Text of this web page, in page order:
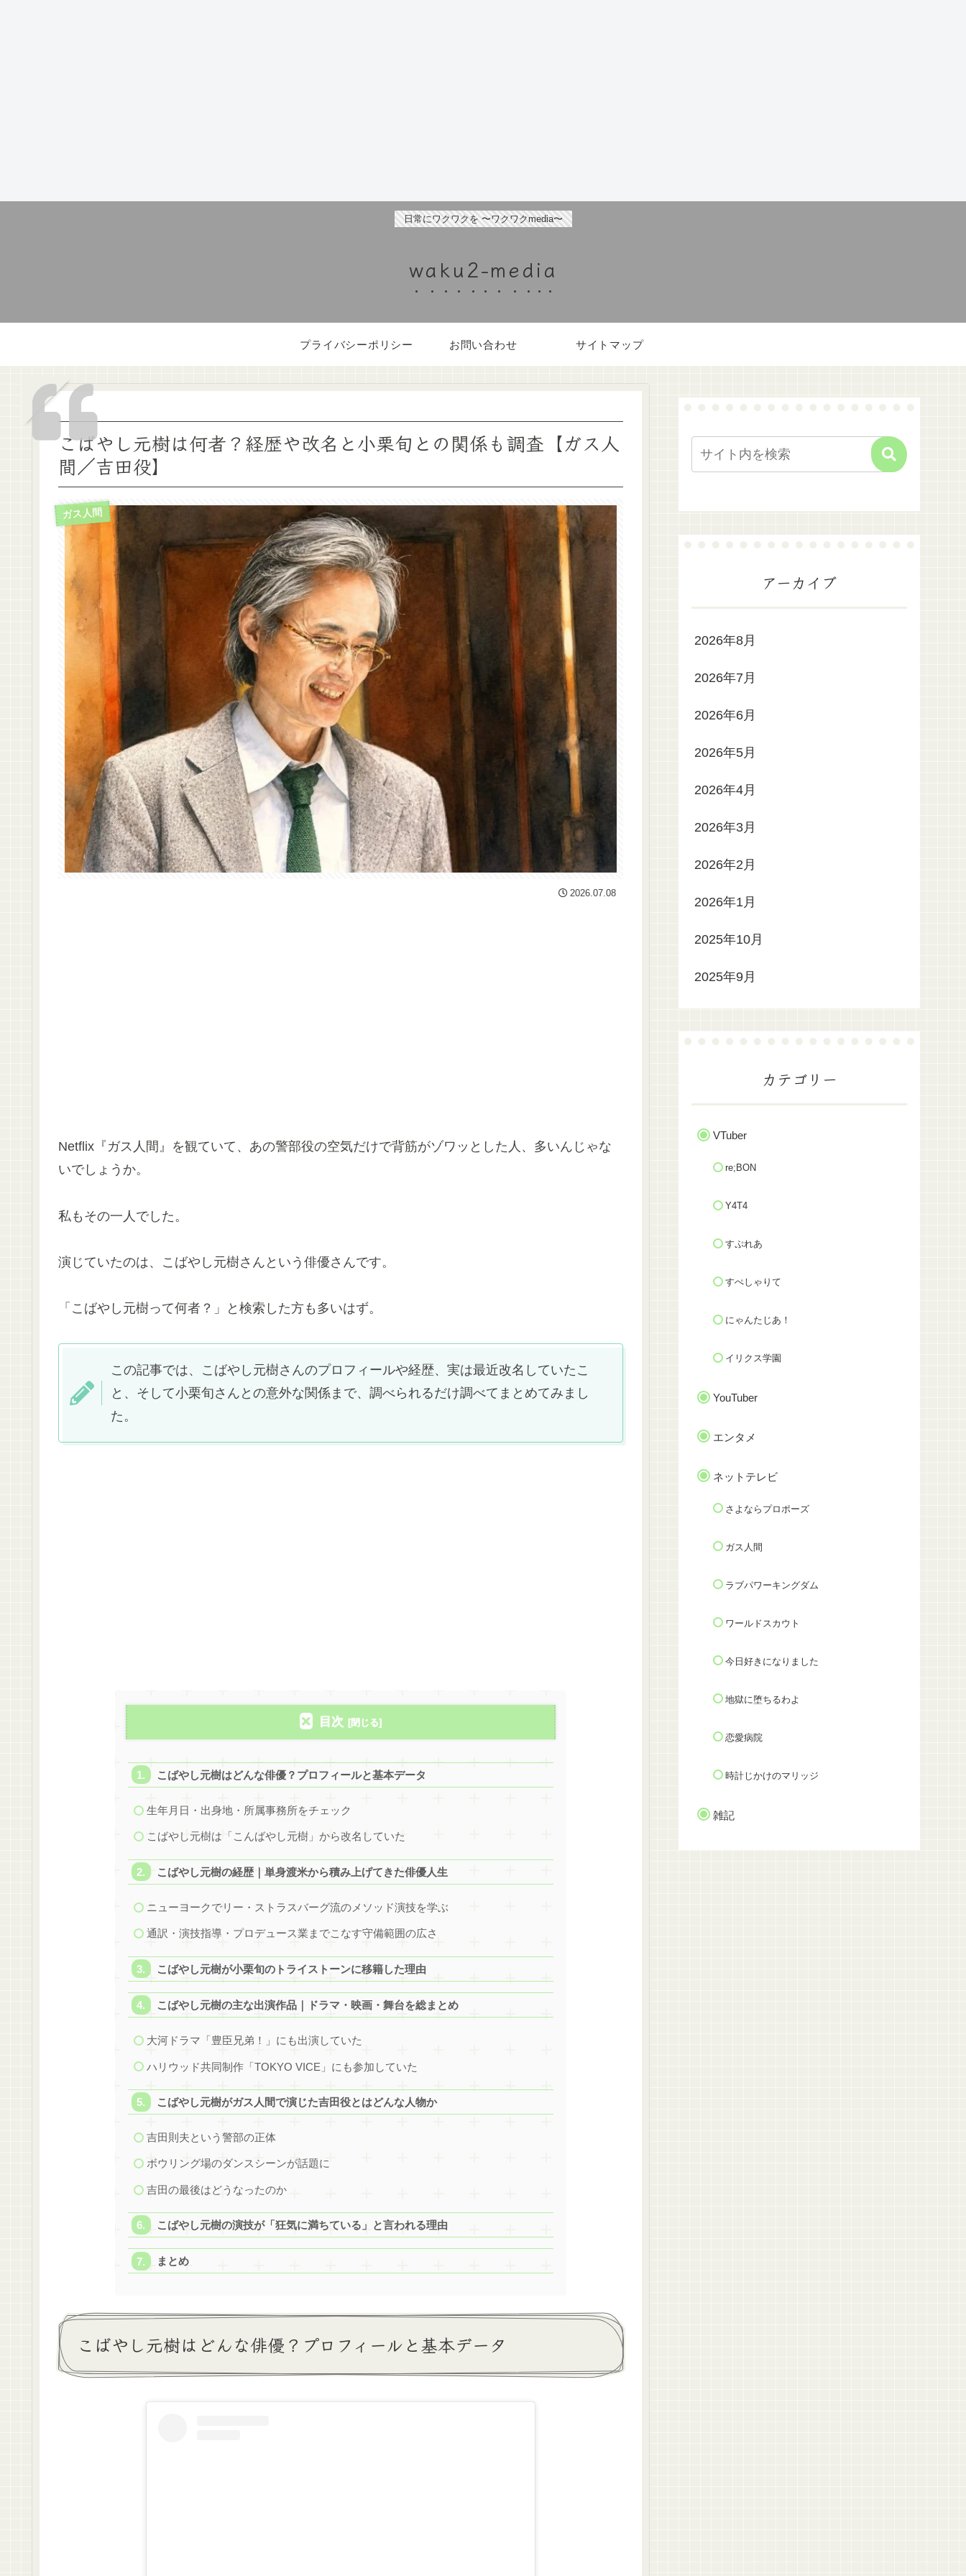
日常にワクワクを 〜ワクワクmedia〜
waku2-media
プライバシーポリシー お問い合わせ サイトマップ
こばやし元樹は何者？経歴や改名と小栗旬との関係も調査【ガス人
間／吉田役】
ガス人間
2026.07.08
Netflix『ガス人間』を観ていて、あの警部役の空気だけで背筋がゾワッとした人、多いんじゃな
いでしょうか。
私もその一人でした。
演じていたのは、こばやし元樹さんという俳優さんです。
「こばやし元樹って何者？」と検索した方も多いはず。
この記事では、こばやし元樹さんのプロフィールや経歴、実は最近改名していたこ
と、そして小栗旬さんとの意外な関係まで、調べられるだけ調べてまとめてみまし
た。
目次
こばやし元樹はどんな俳優？プロフィールと基本データ
生年月日・出身地・所属事務所をチェック
こばやし元樹は「こんばやし元樹」から改名していた
こばやし元樹の経歴｜単身渡米から積み上げてきた俳優人生
ニューヨークでリー・ストラスバーグ流のメソッド演技を学ぶ
通訳・演技指導・プロデュース業までこなす守備範囲の広さ
こばやし元樹が小栗旬のトライストーンに移籍した理由
こばやし元樹の主な出演作品｜ドラマ・映画・舞台を総まとめ
大河ドラマ「豊臣兄弟！」にも出演していた
ハリウッド共同制作「TOKYO VICE」にも参加していた
こばやし元樹がガス人間で演じた吉田役とはどんな人物か
吉田則夫という警部の正体
ボウリング場のダンスシーンが話題に
吉田の最後はどうなったのか
こばやし元樹の演技が「狂気に満ちている」と言われる理由
まとめ
こばやし元樹はどんな俳優？プロフィールと基本データ
アーカイブ
2026年8月
2026年7月
2026年6月
2026年5月
2026年4月
2026年3月
2026年2月
2026年1月
2025年10月
2025年9月
カテゴリー
VTuber
re;BON
Y4T4
すぷれあ
すぺしゃりて
にゃんたじあ！
イリクス学園
YouTuber
エンタメ
ネットテレビ
さよならプロポーズ
ガス人間
ラブパワーキングダム
ワールドスカウト
今日好きになりました
地獄に堕ちるわよ
恋愛病院
時計じかけのマリッジ
雑記